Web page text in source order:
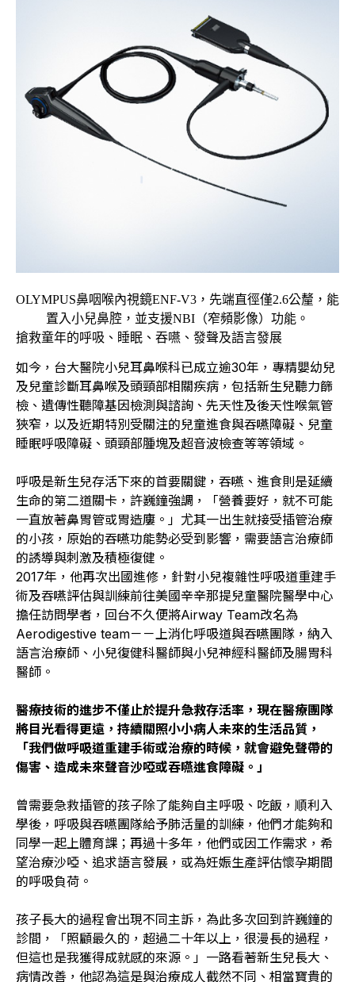
OLYMPUS鼻咽喉內視鏡ENF-V3，先端直徑僅2.6公釐，能
置入小兒鼻腔，並支援NBI（窄頻影像）功能。
搶救童年的呼吸、睡眠、吞嚥、發聲及語言發展
如今，台大醫院小兒耳鼻喉科已成立逾30年，專精嬰幼兒
及兒童診斷耳鼻喉及頭頸部相關疾病，包括新生兒聽力篩
檢、遺傳性聽障基因檢測與諮詢、先天性及後天性喉氣管
狹窄，以及近期特別受關注的兒童進食與吞嚥障礙、兒童
睡眠呼吸障礙、頭頸部腫塊及超音波檢查等等領域。
呼吸是新生兒存活下來的首要關鍵，吞嚥、進食則是延續
生命的第二道關卡，許巍鐘強調，「營養要好，就不可能
一直放著鼻胃管或胃造廔。」尤其一出生就接受插管治療
的小孩，原始的吞嚥功能勢必受到影響，需要語言治療師
的誘導與刺激及積極復健。
2017年，他再次出國進修，針對小兒複雜性呼吸道重建手
術及吞嚥評估與訓練前往美國辛辛那提兒童醫院醫學中心
擔任訪問學者，回台不久便將Airway Team改名為
Aerodigestive team－－上消化呼吸道與吞嚥團隊，納入
語言治療師、小兒復健科醫師與小兒神經科醫師及腸胃科
醫師。
醫療技術的進步不僅止於提升急救存活率，現在醫療團隊
將目光看得更遠，持續關照小小病人未來的生活品質，
「我們做呼吸道重建手術或治療的時候，就會避免聲帶的
傷害、造成未來聲音沙啞或吞嚥進食障礙。」
曾需要急救插管的孩子除了能夠自主呼吸、吃飯，順利入
學後，呼吸與吞嚥團隊給予肺活量的訓練，他們才能夠和
同學一起上體育課；再過十多年，他們或因工作需求，希
望治療沙啞、追求語言發展，或為妊娠生產評估懷孕期間
的呼吸負荷。
孩子長大的過程會出現不同主訴，為此多次回到許巍鐘的
診間，「照顧最久的，超過二十年以上，很漫長的過程，
但這也是我獲得成就感的來源。」一路看著新生兒長大、
病情改善，他認為這是與治療成人截然不同、相當寶貴的